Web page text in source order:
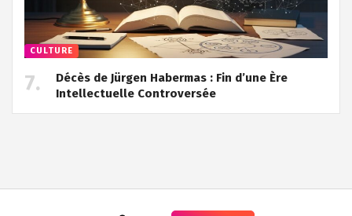
CULTURE
Décès de Jürgen Habermas : Fin d’une Ère
Intellectuelle Controversée